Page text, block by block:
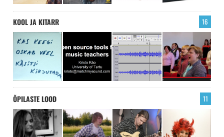
KOOL JA KITARR 16
ÕPILASTE LOOD 11